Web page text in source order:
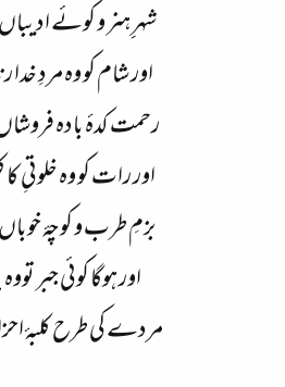
شہرِِ ہنر و کوئے
اور شام کو وہ مردِ
رحمت کدۂ بادہ
اور رات کو وہ خلوتیِ
بزمِ طرب و کوچۂ
اور ہوگا کوئی جبر
مردے کی طرح کلبۂ